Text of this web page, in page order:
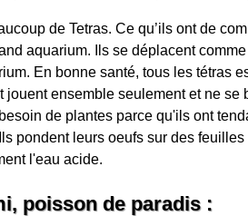
de Tetras. Ce qu’ils ont de
aquarium. Ils se déplacent
En bonne santé, tous les tétras
jouent ensemble seulement et ne
de plantes parce qu'ils ont
pondent leurs oeufs sur des
l'eau acide.
poisson de paradis :